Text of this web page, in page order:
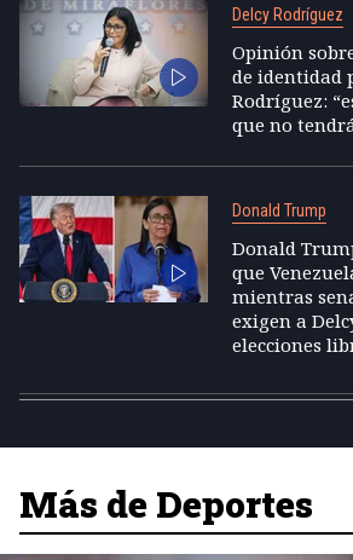
Delcy Rodríguez
Opinión
de identidad
Rodríguez:
que no
Donald Trump
Donald
que
mientras
exigen a
elecciones
Más de Deportes